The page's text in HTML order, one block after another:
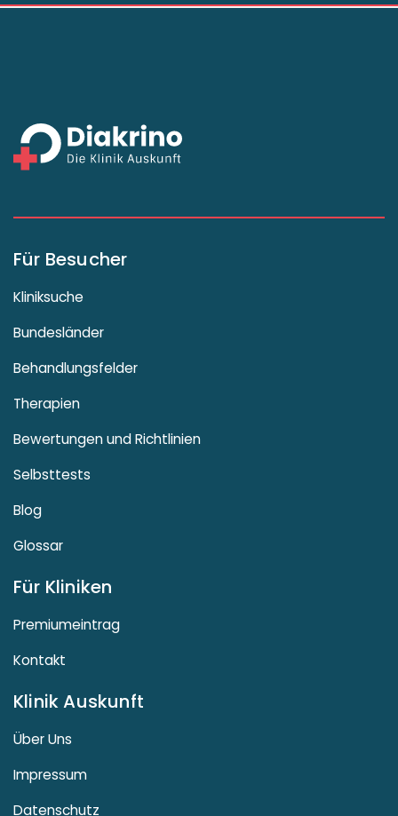
Für Besucher
Kliniksuche
Bundesländer
Behandlungsfelder
Therapien
Bewertungen und Richtlinien
Selbsttests
Blog
Glossar
Für Kliniken
Premiumeintrag
Kontakt
Klinik Auskunft
Über Uns
Impressum
Datenschutz